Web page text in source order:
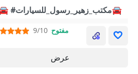
🚘 #مكتب_زهير_رسول_للسيارات🚘
9/10 مفتوح
عرض